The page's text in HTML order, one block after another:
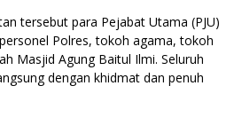
tersebut para Pejabat Utama (PJU)
Polres, tokoh agama, tokoh
Masjid Agung Baitul Ilmi. Seluruh
dengan khidmat dan penuh